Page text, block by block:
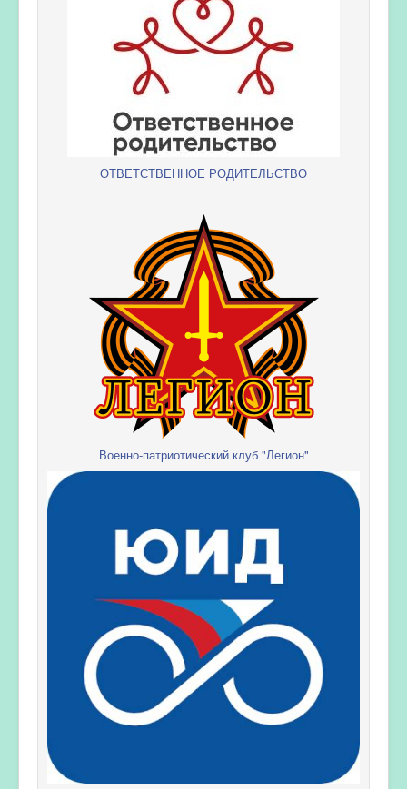
ОТВЕТСТВЕННОЕ РОДИТЕЛЬСТВО
Военно-патриотический клуб "Легион"